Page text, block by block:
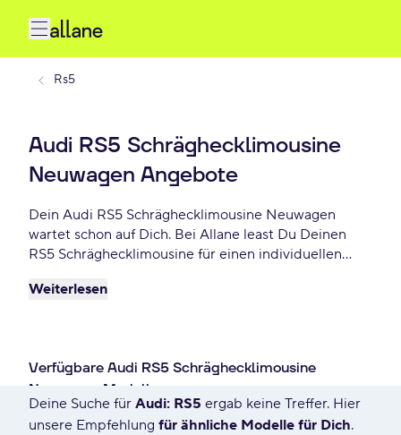
Rs5
Audi RS5 Schräghecklimousine
Neuwagen Angebote
Dein Audi RS5 Schräghecklimousine Neuwagen
wartet schon auf Dich. Bei Allane least Du Deinen
RS5 Schräghecklimousine für einen individuellen
Du Dein RS5 Schräghecklimousine kaufen möchtest
Weiterlesen
Verfügbare Audi RS5 Schräghecklimousine
Neuwagen Modelle
0 Angebote für Deine Suche
Deine Suche für Audi: RS5 ergab keine Treffer. Hier
unsere Empfehlung für ähnliche Modelle für Dich.